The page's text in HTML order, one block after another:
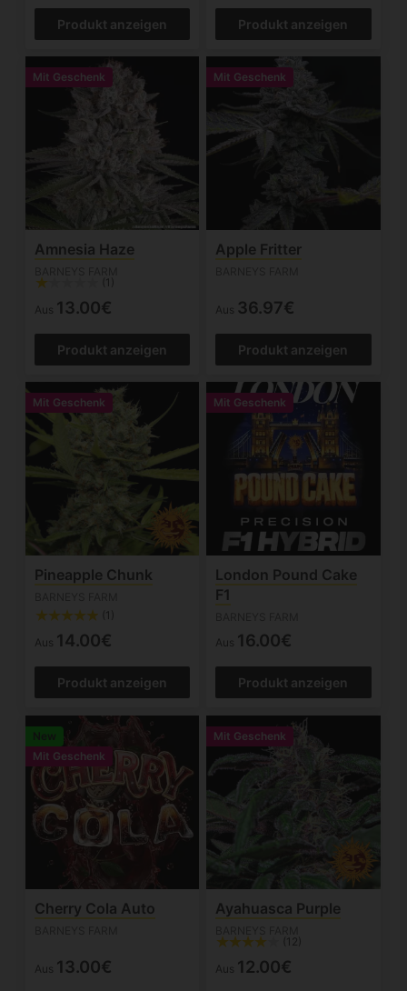
Produkt anzeigen Produkt anzeigen
Mit Geschenk
Amnesia Haze
(1)
Aus 13.00€
Produkt anzeigen
Mit Geschenk
Apple Fritter
Aus 36.97€
Produkt anzeigen
Mit Geschenk
Pineapple Chunk
(1)
Aus 14.00€
Produkt anzeigen
Mit Geschenk
London Pound Cake
F1
Aus 16.00€
Produkt anzeigen
New
Mit Geschenk
Cherry Cola Auto
Aus 13.00€
Mit Geschenk
Ayahuasca Purple
(12)
Aus 12.00€